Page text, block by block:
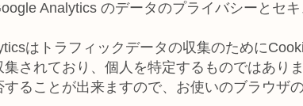
Analytics のデータのプライバシーとセ
はトラフィックデータの収集のために
されており、個人を特定するものではあり
ることが出来ますので、お使いのブラウザ